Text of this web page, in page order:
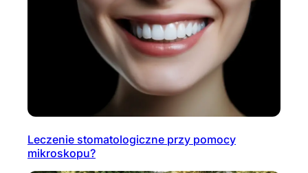
Leczenie stomatologiczne przy pomocy
mikroskopu?